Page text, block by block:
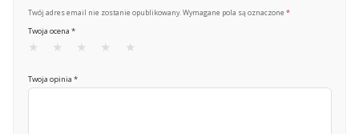
Twój adres email nie zostanie opublikowany. Wymagane pola są oznaczone *
Twoja ocena *
Twoja opinia *